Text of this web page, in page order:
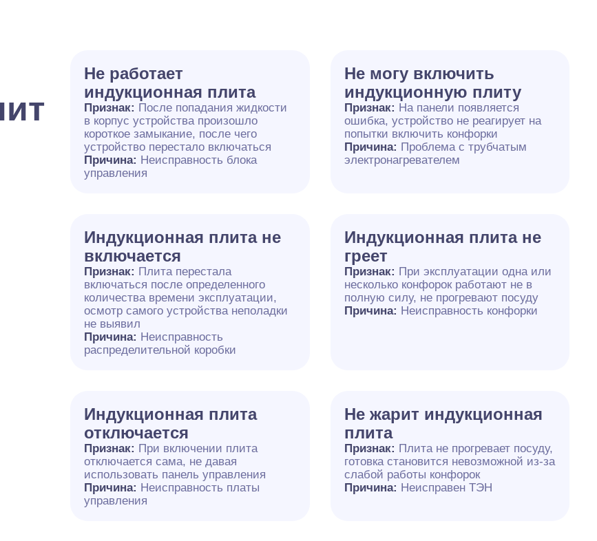
Не работает
индукционная плита
Признак: После попадания жидкости
в корпус устройства произошло
короткое замыкание, после чего
устройство перестало включаться
Причина: Неисправность блока
управления
Не могу включить
индукционную плиту
Признак: На панели появляется
ошибка, устройство не реагирует на
попытки включить конфорки
Причина: Проблема с трубчатым
электронагревателем
Индукционная плита не
включается
Признак: Плита перестала
включаться после определенного
количества времени эксплуатации,
осмотр самого устройства неполадки
не выявил
Причина: Неисправность
распределительной коробки
Индукционная плита не
греет
Признак: При эксплуатации одна или
несколько конфорок работают не в
полную силу, не прогревают посуду
Причина: Неисправность конфорки
Индукционная плита
отключается
Признак: При включении плита
отключается сама, не давая
использовать панель управления
Причина: Неисправность платы
управления
Не жарит индукционная
плита
Признак: Плита не прогревает посуду,
готовка становится невозможной из-за
слабой работы конфорок
Причина: Неисправен ТЭН